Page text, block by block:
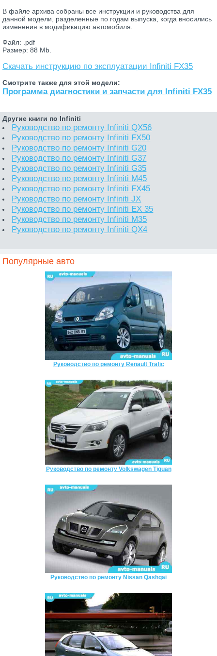
В файле архива собраны все инструкции и руководства для
данной модели, разделенные по годам выпуска, когда вносились
изменения в модификацию автомобиля.
Файл: .pdf
Размер: 88 Mb.
Скачать инструкцию по эксплуатации Infiniti FX35
Смотрите также для этой модели:
Программа диагностики и запчасти для Infiniti FX35
Другие книги по Infiniti
Руководство по ремонту Infiniti QX56
Руководство по ремонту Infiniti FX50
Руководство по ремонту Infiniti G20
Руководство по ремонту Infiniti G37
Руководство по ремонту Infiniti G35
Руководство по ремонту Infiniti M45
Руководство по ремонту Infiniti FX45
Руководство по ремонту Infiniti JX
Руководство по ремонту Infiniti EX 35
Руководство по ремонту Infiniti M35
Руководство по ремонту Infiniti QX4
Популярные авто
Руководство по ремонту Renault Trafic
Руководство по ремонту Volkswagen Tiguan
Руководство по ремонту Nissan Qashqai